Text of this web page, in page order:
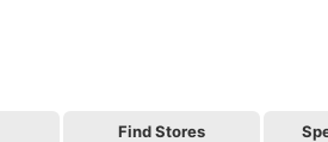
Find Stores